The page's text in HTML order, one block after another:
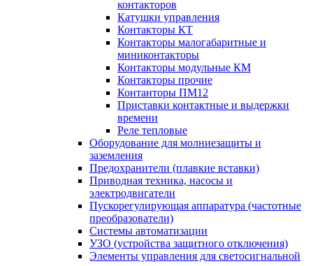
контакторов
Катушки управления
Контакторы КТ
Контакторы малогабаритные и
миниконтакторы
Контакторы модульные КМ
Контакторы прочие
Контанторы ПМ12
Приставки контактные и выдержки
времени
Реле тепловые
Оборудование для молниезащиты и
заземления
Предохранители (плавкие вставки)
Приводная техника, насосы и
электродвигатели
Пускорегулирующая аппаратура (частотные
преобразователи)
Системы автоматизации
УЗО (устройства защитного отключения)
Элементы управления для светосигнальной